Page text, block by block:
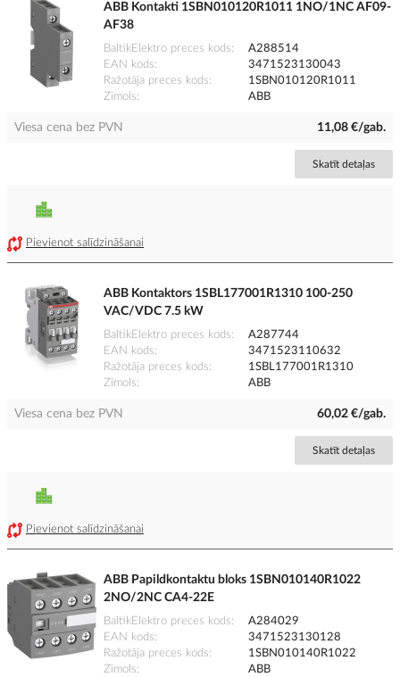
ABB Kontakti 1SBN010120R1011 1NO/1NC AF09-
AF38
BaltikElektro preces kods
A288514
EAN kods
3471523130043
Ražotāja preces kods
1SBN010120R1011
Zīmols
ABB
Viesa cena bez PVN 11,08 €/gab.
Skatīt detaļas
Pievienot salīdzināšanai
ABB Kontaktors 1SBL177001R1310 100-250
VAC/VDC 7.5 kW
BaltikElektro preces kods
A287744
EAN kods
3471523110632
Ražotāja preces kods
1SBL177001R1310
Zīmols
ABB
Viesa cena bez PVN 60,02 €/gab.
Skatīt detaļas
Pievienot salīdzināšanai
ABB Papildkontaktu bloks 1SBN010140R1022
2NO/2NC CA4-22E
BaltikElektro preces kods
A284029
EAN kods
3471523130128
Ražotāja preces kods
1SBN010140R1022
Zīmols
ABB